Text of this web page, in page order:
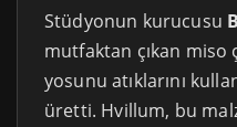
Stüdyonun kurucusu
mutfaktan çıkan miso
yosunu atıklarını
üretti. Hvillum, bu